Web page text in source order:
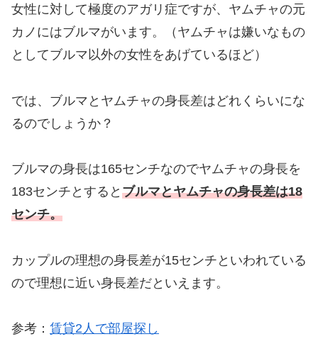
女性に対して極度のアガリ症ですが、ヤムチャの元
カノにはブルマがいます。（ヤムチャは嫌いなもの
としてブルマ以外の女性をあげているほど）
では、ブルマとヤムチャの身長差はどれくらいにな
るのでしょうか？
ブルマの身長は165センチなのでヤムチャの身長を
183センチとすると ブルマとヤムチャの身長差は18
センチ。
カップルの理想の身長差が15センチといわれている
ので理想に近い身長差だといえます。
参考： 賃貸2人で部屋探し